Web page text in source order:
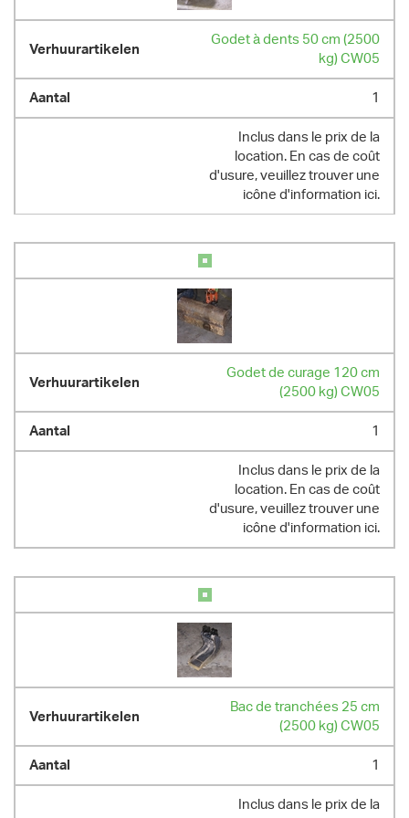
- capacité du réservoir à carburant : 45 L
par semaine ; heures supplémentaires facturées au prorata
DIMENSIONS (L X L X H) :
Godet à dents 50 cm (2500
kg) CW05
1
Inclus dans le prix de la
location. En cas de coût
d'usure, veuillez trouver une
icône d'information ici.
Godet de curage 120 cm
(2500 kg) CW05
1
Inclus dans le prix de la
location. En cas de coût
d'usure, veuillez trouver une
icône d'information ici.
Bac de tranchées 25 cm
(2500 kg) CW05
1
Inclus dans le prix de la